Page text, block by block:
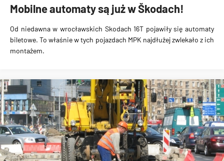
Mobilne automaty są już w Škodach!
Od niedawna w wrocławskich Skodach 16T pojawiły się automaty
biletowe. To właśnie w tych pojazdach MPK najdłużej zwlekało z ich
montażem.